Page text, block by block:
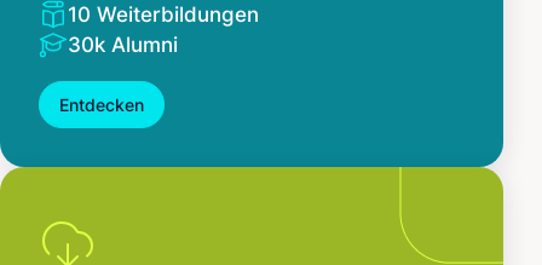
10 Weiterbildungen
30k Alumni
Entdecken